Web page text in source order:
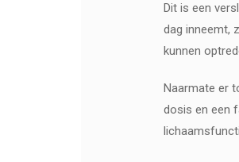
Dit is een
dag inneemt,
kunnen
Naarmate er
dosis en een